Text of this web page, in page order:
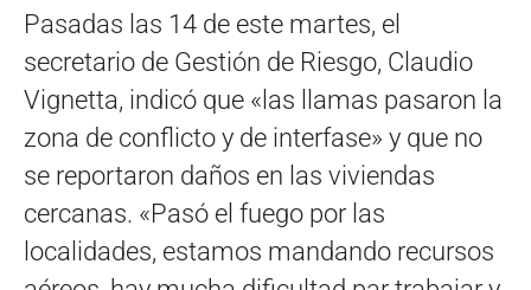
Pasadas las 14 de este martes, el
secretario de Gestión de Riesgo, Claudio
Vignetta, indicó que «las llamas pasaron la
zona de conflicto y de interfase» y que no
se reportaron daños en las viviendas
cercanas. «Pasó el fuego por las
localidades, estamos mandando recursos